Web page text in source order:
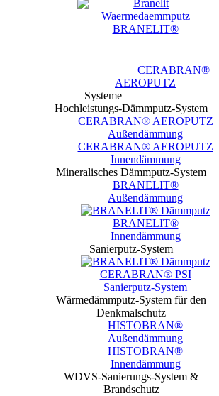
BRANELIT®
CERABRAN®
AEROPUTZ
Systeme
Hochleistungs-Dämmputz-System
CERABRAN® AEROPUTZ
Außendämmung
CERABRAN® AEROPUTZ
Innendämmung
Mineralisches Dämmputz-System
BRANELIT®
Außendämmung
BRANELIT®
Innendämmung
Sanierputz-System
CERABRAN® PSI
Sanierputz-System
Wärmedämmputz-System für den
Denkmalschutz
HISTOBRAN®
Außendämmung
HISTOBRAN®
Innendämmung
WDVS-Sanierungs-System &
Brandschutz